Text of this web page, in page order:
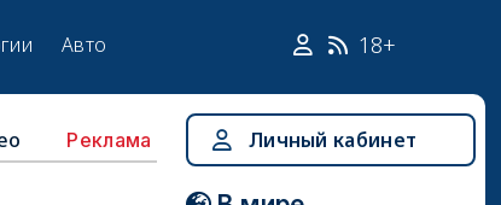
Авто 18+
Реклама Личный кабинет